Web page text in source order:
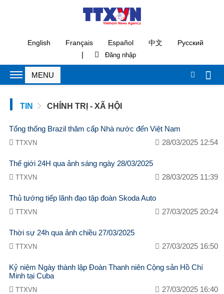
English Français Español 中文 Русский
|
TIN CHÍNH TRỊ - XÃ HỘI
Tổng thống Brazil thăm cấp Nhà nước đến Việt Nam
TTXVN 28/03/2025 12:54
Thế giới 24H qua ảnh sáng ngày 28/03/2025
TTXVN 28/03/2025 11:39
Thủ tướng tiếp lãnh đạo tập đoàn Skoda Auto
TTXVN 27/03/2025 20:24
Thời sự 24h qua ảnh chiều 27/03/2025
TTXVN 27/03/2025 16:50
Kỷ niệm Ngày thành lập Đoàn Thanh niên Cộng sản Hồ Chí
Minh tại Cuba
TTXVN 27/03/2025 16:40